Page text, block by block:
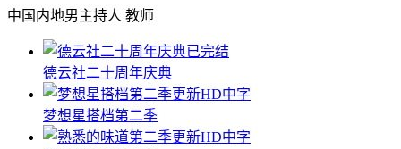
中国内地男主持人 教师
已完结
德云社二十周年庆典
更新HD中字
梦想星搭档第二季
更新HD中字